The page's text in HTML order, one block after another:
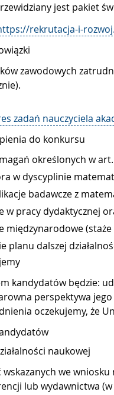
jest pakiet
rekrutacja-i-
zawodowych
zadań nauczyciela
do konkursu
określonych w
w dyscyplinie
badawcze z
w pracy dydaktycznej
międzynarodowe
planu dalszej
kandydatów będzie:
perspektywa
oczekujemy, że
naukowej
wskazanych we
lub wydawnictwa